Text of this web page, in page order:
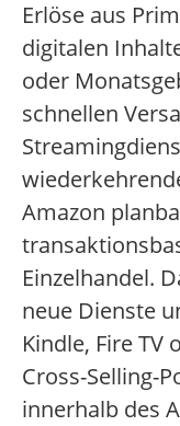
Erlöse aus
digitalen
oder
schnellen
Amazon
Einzelhandel.
neue Dienste
Kindle, Fire TV
Cross-Selling-
innerhalb des